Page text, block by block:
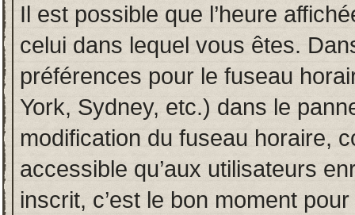
Il est possible que l’heure
celui dans lequel vous êtes.
préférences pour le fuseau
York, Sydney, etc.) dans le
modification du fuseau horaire,
accessible qu’aux utilisateurs
inscrit, c’est le bon moment